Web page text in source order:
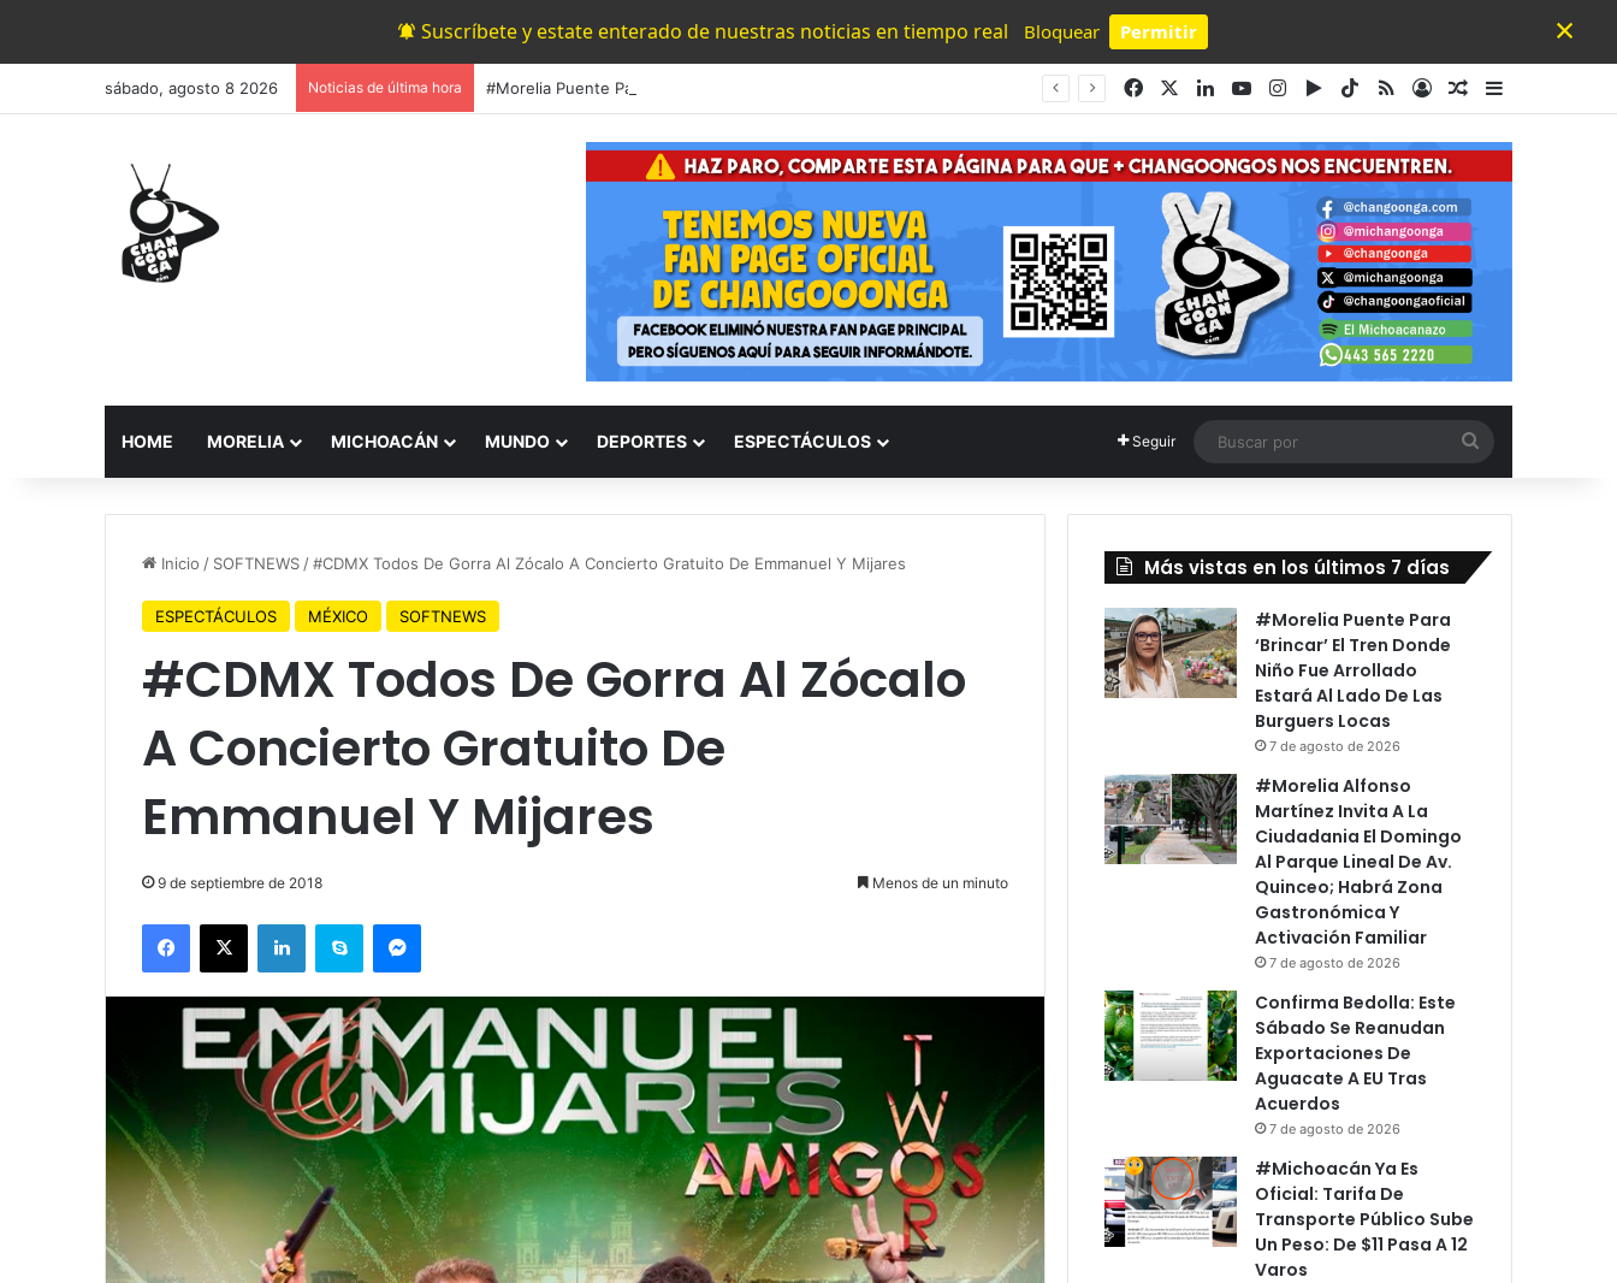
Suscríbete y estate enterado de nuestras noticias en tiempo real Bloquear Permitir
Powered by SendPulse
×
sábado, agosto 8 2026 Noticias de última hora FacebookLinkedInYouTubeInstagram
Google Play
TikTok
RSS AccesoPublicación al
HOME MORELIA MICHOACÁN MUNDO DEPORTES ESPECTÁCULOS Seguir
por
Inicio / SOFTNEWS /#CDMX Todos De Gorra Al Zócalo A Concierto Gratuito De Emmanuel Y Mijares
ESPECTÁCULOS MÉXICO SOFTNEWS
#CDMX Todos De Gorra Al Zócalo
A Concierto Gratuito De
Emmanuel Y Mijares
9 de septiembre de 2018 Menos de un minuto
Más vistas en los últimos 7 días
#Morelia Puente Para
‘Brincar’ El Tren Donde
Niño Fue Arrollado
Estará Al Lado De Las
Burguers Locas
7 de agosto de 2026
#Morelia Alfonso
Martínez Invita A La
Ciudadania El Domingo
Al Parque Lineal De Av.
Quinceo; Habrá Zona
Gastronómica Y
Activación Familiar
7 de agosto de 2026
Confirma Bedolla: Este
Sábado Se Reanudan
Exportaciones De
Aguacate A EU Tras
Acuerdos
7 de agosto de 2026
#Michoacán Ya Es
Oficial: Tarifa De
Transporte Público Sube
Un Peso: De $11 Pasa A 12
Varos